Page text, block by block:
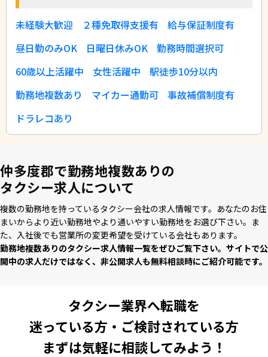
未経験大歓迎 ２種免取得支援有
給与保証制度有
昼日勤のみOK
日曜日休みOK
勤務時間選択可
60歳以上活躍中
女性活躍中
駅徒歩10分以内
勤務地複数あり
マイカー通勤可
事故補償制度有
ドラレコあり
仲多度郡で勤務地複数ありの
タクシー求人について
複数の勤務地を持っているタクシー会社の求⼈情報です。あなたのお住
まいからより近い勤務地やより通いやすい勤務地をお選び下さい。ま
た、⼊社後でも営業所の変更希望を受けている会社もあります。
勤務地複数ありのタクシー求⼈情報⼀覧をぜひご覧下さい。サイトで公
開中の求⼈だけではなく、⾮公開求⼈も無料相談時にご紹介可能です。
タクシー業界へ転職を
迷っている方・ご検討されている方
まずは気軽に相談してみよう！